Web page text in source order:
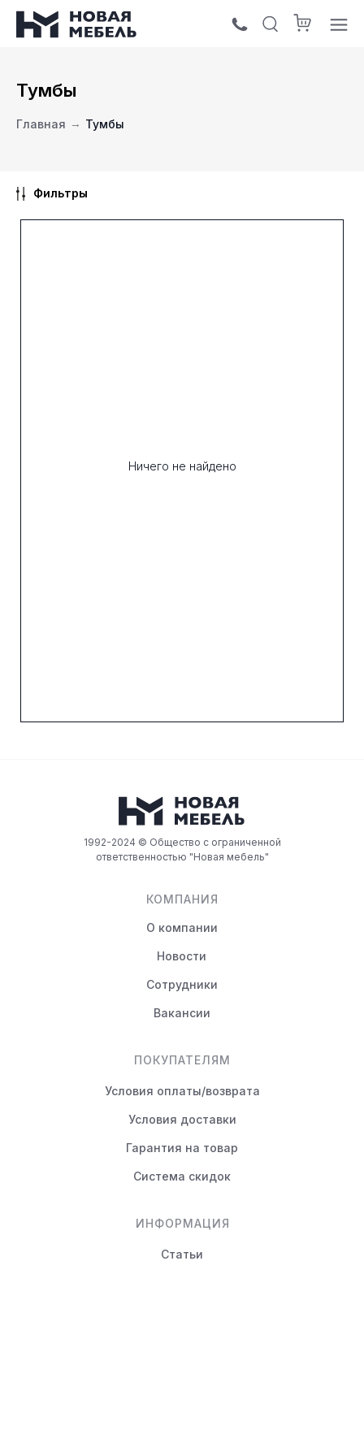
Тумбы
Главная → Тумбы
Фильтры
Ничего не найдено
КОМПАНИЯ
О компании
Новости
Сотрудники
Вакансии
ПОКУПАТЕЛЯМ
Условия оплаты/возврата
Условия доставки
Гарантия на товар
Система скидок
ИНФОРМАЦИЯ
Статьи
1992-2024 © Общество с ограниченной
ответственностью "Новая мебель"